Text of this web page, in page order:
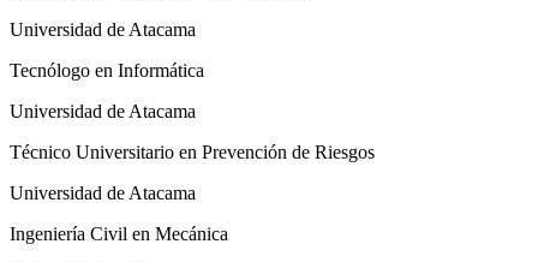
Universidad de Atacama
Tecnólogo en Informática
Universidad de Atacama
Técnico Universitario en Prevención de Riesgos
Universidad de Atacama
Ingeniería Civil en Mecánica